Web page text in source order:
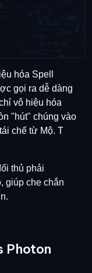
hóa Spell
gọi ra dễ dàng
vô hiệu hóa
"hút" chúng vào
chế từ Mộ. T
thủ phải
giúp che chắn
Photon